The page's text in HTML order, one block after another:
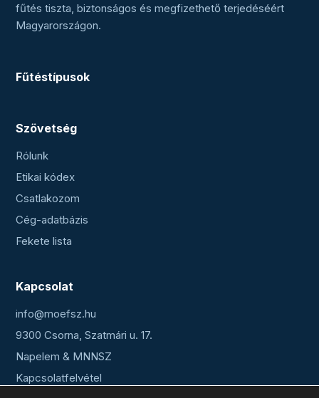
fűtés tiszta, biztonságos és megfizethető terjedéséért
Magyarországon.
Fűtéstípusok
Szövetség
Rólunk
Etikai kódex
Csatlakozom
Cég-adatbázis
Fekete lista
Kapcsolat
info@moefsz.hu
9300 Csorna, Szatmári u. 17.
Napelem & MNNSZ
Kapcsolatfelvétel